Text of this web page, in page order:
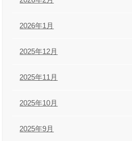
2026年1月
2025年12月
2025年11月
2025年10月
2025年9月